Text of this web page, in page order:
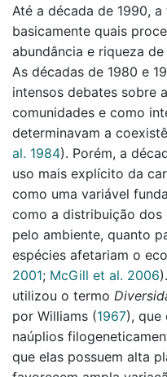
Até a década de 1990,
basicamente quais
abundância e riqueza
As décadas de 1980 e
intensos debates sobre
comunidades e como
determinavam a
al. 1984). Porém, a
uso mais explícito da
como uma variável
como a distribuição dos
pelo ambiente, quanto
espécies afetariam o
2001; McGill et al. 2006)
utilizou o termo
por Williams (1967), que
naúplios
que elas possuem alta